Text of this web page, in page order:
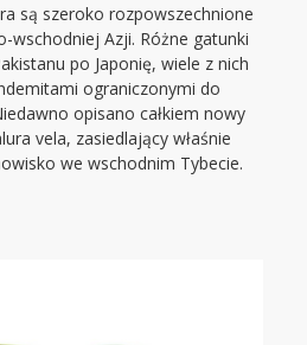
są szeroko rozpowszechnione
wschodniej Azji. Różne gatunki
po Japonię, wiele z nich
ograniczonymi do
opisano całkiem nowy
vela, zasiedlający właśnie
we wschodnim Tybecie.